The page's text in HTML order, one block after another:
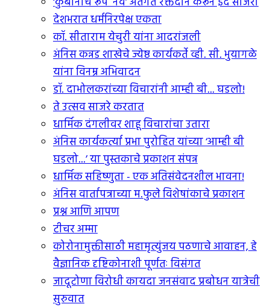
देशभरात धर्मनिरपेक्ष एकता
कॉ. सीताराम येचुरी यांना आदरांजली
अंनिस कन्नड शाखेचे ज्येष्ठ कार्यकर्ते व्ही. सी. भुयागळे
यांना विनम्र अभिवादन
डॉ. दाभोलकरांच्या विचारांनी आम्ही बी... घडलो!
ते उत्सव साजरे करतात
धार्मिक दंगलीवर शाहू विचारांचा उतारा
अंनिस कार्यकर्त्या प्रभा पुरोहित यांच्या ‘आम्ही बी
घडलो...’ या पुस्तकाचे प्रकाशन संपन्न
धार्मिक सहिष्णुता - एक अतिसंवेदनशील भावना!
अंनिस वार्तापत्राच्या म.फुले विशेषांकाचे प्रकाशन
प्रश्न आणि आपण
टीचर अम्मा
कोरोनामुक्तीसाठी महामृत्युंजय पठणाचे आवाहन, हे
वैज्ञानिक दृष्टिकोनाशी पूर्णतः विसंगत
जादूटोणा विरोधी कायदा जनसंवाद प्रबोधन यात्रेची
सुरुवात